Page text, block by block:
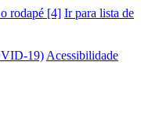
rodapé [4] Ir para lista de
19) Acessibilidade